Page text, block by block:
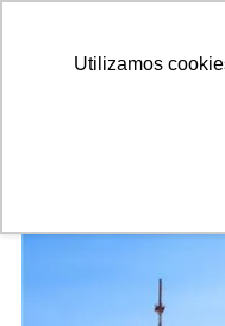
Utilizamos